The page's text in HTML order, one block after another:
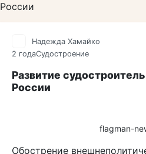
России
Надежда Хамайко
2 годаСудостроение
Развитие
России
flagman-
Обострение